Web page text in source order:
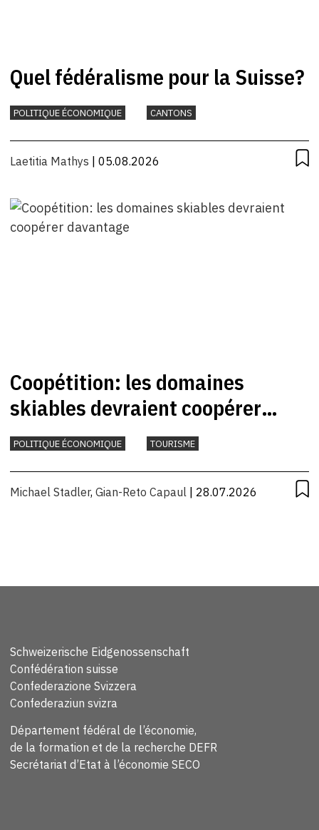
Quel fédéralisme pour la Suisse?
POLITIQUE ÉCONOMIQUE CANTONS
Laetitia Mathys | 05.08.2026
Coopétition: les domaines
skiables devraient coopérer
davantage
POLITIQUE ÉCONOMIQUE TOURISME
Michael Stadler, Gian-Reto Capaul | 28.07.2026
Schweizerische Eidgenossenschaft
Confédération suisse
Confederazione Svizzera
Confederaziun svizra
Département fédéral de l’économie,
de la formation et de la recherche DEFR
Secrétariat d’Etat à l’économie SECO